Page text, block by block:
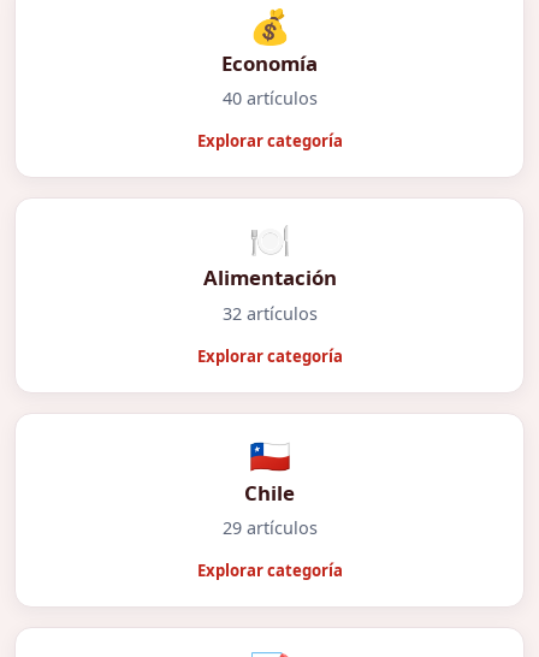
💰
Economía
40 artículos
Explorar categoría
🍽️
Alimentación
32 artículos
Explorar categoría
🇨🇱
Chile
29 artículos
Explorar categoría